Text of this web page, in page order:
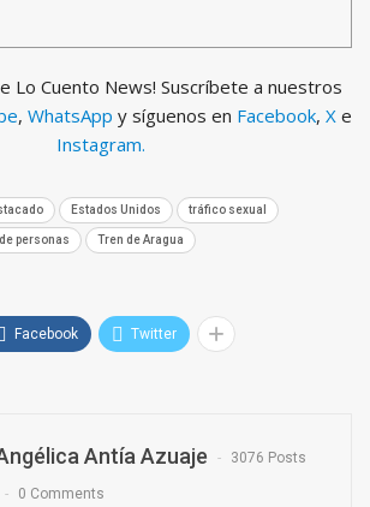
Lo Cuento News! Suscríbete a nuestros
, WhatsApp y síguenos en Facebook, X e
Instagram.
Estados Unidos tráfico sexual
personas Tren de Aragua
Facebook Twitter
Antía Azuaje 3076 Posts
0 Comments